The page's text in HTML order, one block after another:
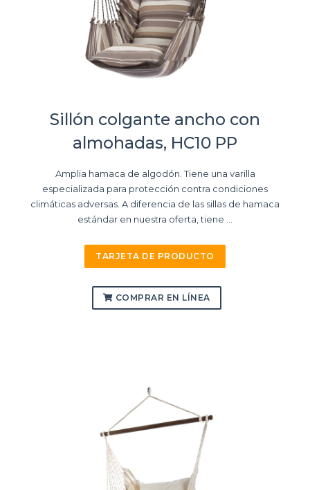
Sillón colgante ancho con
almohadas, HC10 PP
Amplia hamaca de algodón. Tiene una varilla
especializada para protección contra condiciones
climáticas adversas. A diferencia de las sillas de hamaca
estándar en nuestra oferta, tiene ...
TARJETA DE PRODUCTO
COMPRAR EN LÍNEA